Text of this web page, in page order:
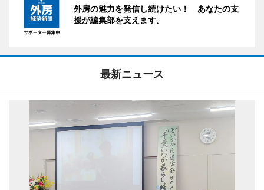
外房の魅力を発信し続けたい！ あなたの支
援が編集部を支えます。
最新ニュース